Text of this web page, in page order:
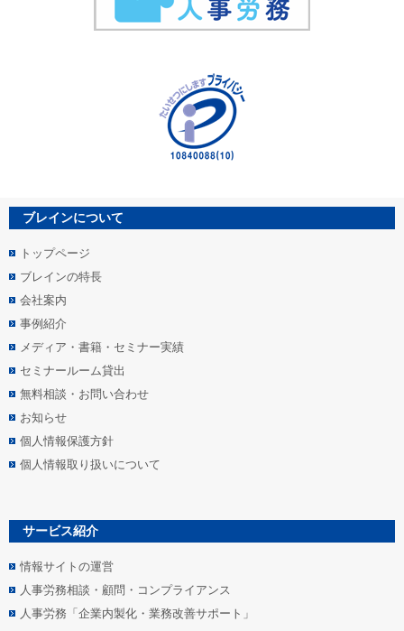
ブレインについて
トップページ
ブレインの特長
会社案内
事例紹介
メディア・書籍・セミナー実績
セミナールーム貸出
無料相談・お問い合わせ
お知らせ
個人情報保護方針
個人情報取り扱いについて
サービス紹介
情報サイトの運営
人事労務相談・顧問・コンプライアンス
人事労務「企業内製化・業務改善サポート」